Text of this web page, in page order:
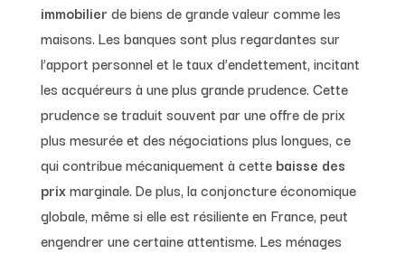
immobilier de biens de grande valeur comme les
maisons. Les banques sont plus regardantes sur
l’apport personnel et le taux d’endettement, incitant
les acquéreurs à une plus grande prudence. Cette
prudence se traduit souvent par une offre de prix
plus mesurée et des négociations plus longues, ce
qui contribue mécaniquement à cette baisse des
prixmarginale. De plus, la conjoncture économique
globale, même si elle est résiliente en France, peut
engendrer une certaine attentisme. Les ménages